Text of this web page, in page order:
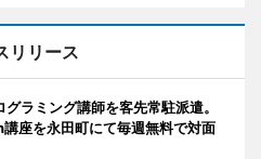
リリース
ラミング講師を客先常駐派遣。
座を永田町にて毎週無料で対面